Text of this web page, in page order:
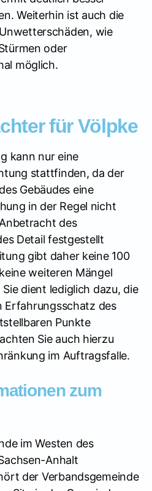
Weiterhin ist auch die
wie
oder
möglich.
für Völpke
kann nur eine
stattfinden, da der
Gebäudes eine
in der Regel nicht
des
Detail festgestellt
gibt daher keine 100
weiteren Mängel
dient lediglich dazu, die
Erfahrungsschatz des
Punkte
Sie auch hierzu
im Auftragsfalle.
zum
im Westen des
Anhalt
der Verbandsgemeinde